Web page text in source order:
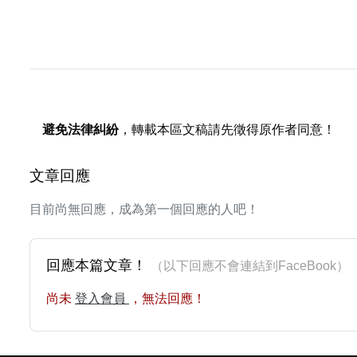
避免法律糾紛，轉載本區文稿請先徵得原作者同意！
文章回應
目前尚無回應，成為第一個回應的人吧！
回應本篇文章！ （以下回應不會連結到FaceBook
尚未 登入會員 ，無法回應！